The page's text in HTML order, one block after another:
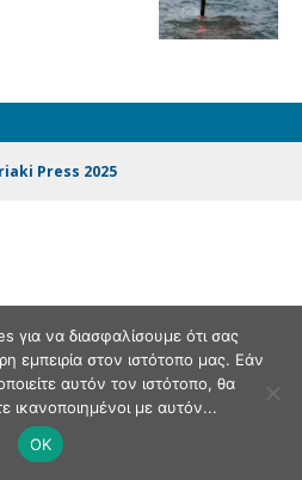
Press 2025
για να διασφαλίσουμε ότι σας
εμπειρία στον ιστότοπο μας. Εάν
αυτόν τον ιστότοπο, θα
ικανοποιημένοι με αυτόν...
OK